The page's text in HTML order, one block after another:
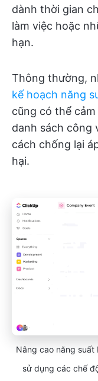
dành thời gian
làm việc hoặc
hạn.
Thông thường,
kế hoạch năng
cũng có thể
danh sách công
cách chống lại
hại.
Nâng cao năng
sử dụng các chế